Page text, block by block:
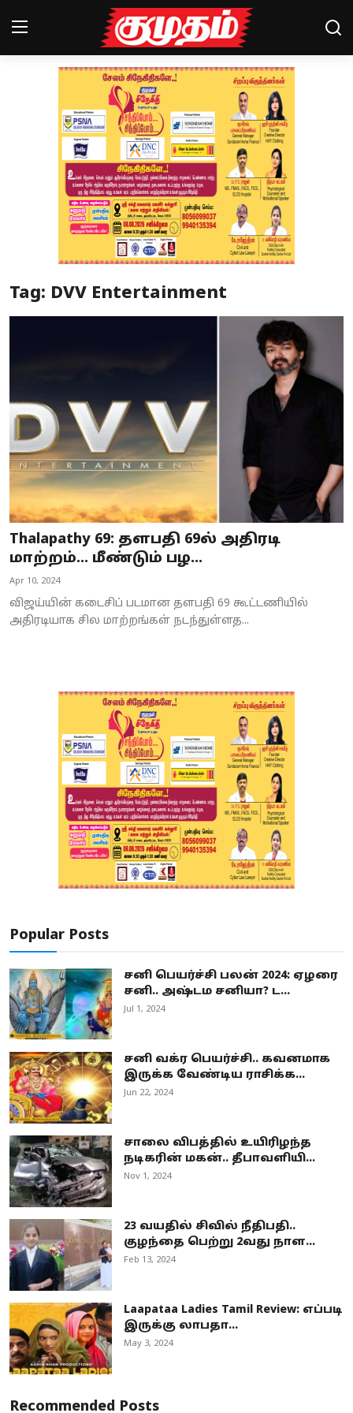
Magazines
Crime
Tamilnadu
National
World
Astrology
Spirituality
Weather
Tag: DVV Entertainment
Thalapathy 69: தளபதி 69ல் அதிரடி
மாற்றம்... மீண்டும் பழ...
Apr 10, 2024
விஜய்யின் கடைசிப் படமான தளபதி 69 கூட்டணியில்
அதிரடியாக சில மாற்றங்கள் நடந்துள்ளத...
Popular Posts
சனி பெயர்ச்சி பலன் 2024: ஏழரை
சனி.. அஷ்டம சனியா? ட...
Jul 1, 2024
சனி வக்ர பெயர்ச்சி.. கவனமாக
இருக்க வேண்டிய ராசிக்க...
Jun 22, 2024
சாலை விபத்தில் உயிரிழந்த
நடிகரின் மகன்.. தீபாவளியி...
Nov 1, 2024
23 வயதில் சிவில் நீதிபதி..
குழந்தை பெற்று 2வது நாள...
Feb 13, 2024
Laapataa Ladies Tamil Review: எப்படி
இருக்கு லாபதா...
May 3, 2024
Recommended Posts